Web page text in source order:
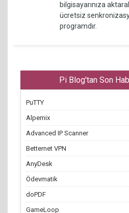
bilgisayarınıza
ücretsiz
programdır.
Pi Blog'tan Son
PuTTY
Alpemix
Advanced IP Scanner
Betternet VPN
AnyDesk
Ödevmatik
doPDF
GameLoop